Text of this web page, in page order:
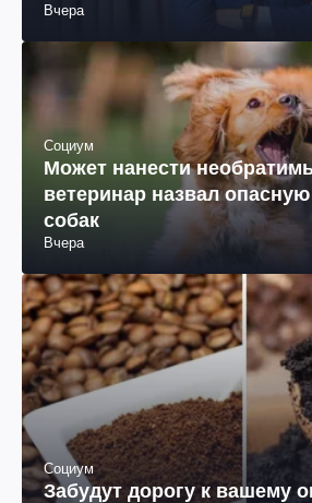
Вчера
Социум
Может нанести
ветеринар назвал
собак
Вчера
Социум
Забудут дорогу к вашему